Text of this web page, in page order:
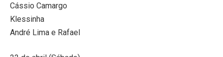
Cássio Camargo
Klessinha
André Lima e Rafael